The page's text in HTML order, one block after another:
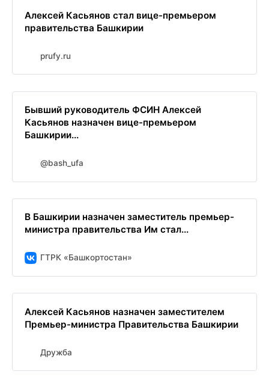
Алексей Касьянов стал вице-премьером
правительства Башкирии
prufy.ru
Бывший руководитель ФСИН Алексей
Касьянов назначен вице-премьером
Башкирии...
@bash_ufa
В Башкирии назначен заместитель премьер-
министра правительства Им стал...
ГТРК «Башкортостан»
Алексей Касьянов назначен заместителем
Премьер-министра Правительства Башкирии
Дружба